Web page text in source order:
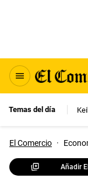
Temas del día
El Comercio ·
Añadir